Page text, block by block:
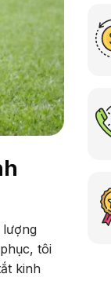
tôi
kinh